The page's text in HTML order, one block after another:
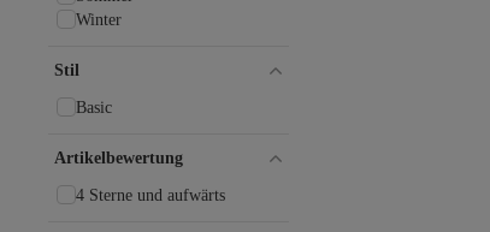
Winter
Stil
Basic
Artikelbewertung
4 Sterne und aufwärts